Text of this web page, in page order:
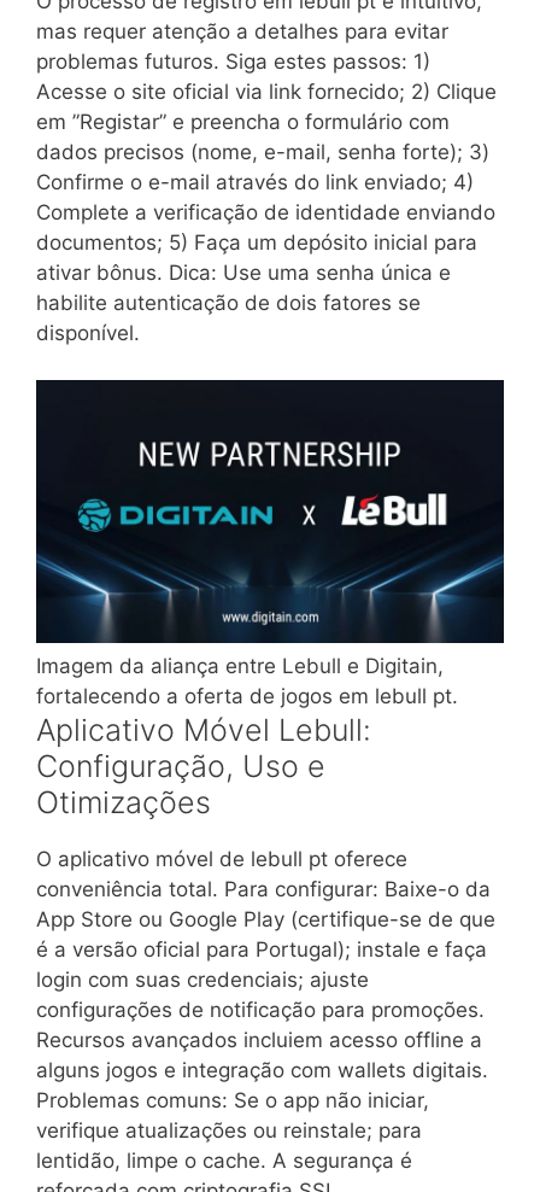
mas requer atenção a detalhes para evitar
problemas futuros. Siga estes passos: 1)
Acesse o site oficial via link fornecido; 2) Clique
em ”Registar” e preencha o formulário com
dados precisos (nome, e-mail, senha forte); 3)
Confirme o e-mail através do link enviado; 4)
Complete a verificação de identidade enviando
documentos; 5) Faça um depósito inicial para
ativar bônus. Dica: Use uma senha única e
habilite autenticação de dois fatores se
disponível.
Imagem da aliança entre Lebull e Digitain,
fortalecendo a oferta de jogos em lebull pt.
Aplicativo Móvel Lebull:
Configuração, Uso e
Otimizações
O aplicativo móvel de lebull pt oferece
conveniência total. Para configurar: Baixe-o da
App Store ou Google Play (certifique-se de que
é a versão oficial para Portugal); instale e faça
login com suas credenciais; ajuste
configurações de notificação para promoções.
Recursos avançados incluiem acesso offline a
alguns jogos e integração com wallets digitais.
Problemas comuns: Se o app não iniciar,
verifique atualizações ou reinstale; para
lentidão, limpe o cache. A segurança é